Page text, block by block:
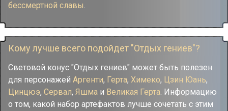
бессмертной славы.
Кому лучше всего подойдет "Отдых гениев"?
Световой конус "Отдых гениев" может быть полезен
для персонажей Аргенти, Герта, Химеко, Цзин Юань,
Цинцюэ, Сервал, Яшма и Великая Герта. Информацию
о том, какой набор артефактов лучше сочетать с этим